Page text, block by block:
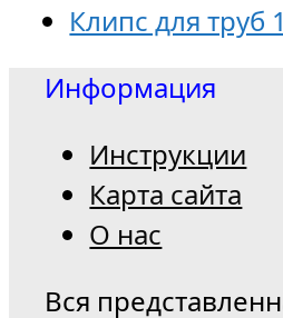
Клипс для труб
Информация
Инструкции
Карта сайта
О нас
Вся